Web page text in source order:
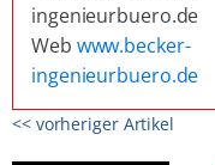
ingenieurbuero.de
Web www.becker-
ingenieurbuero.de
<< vorheriger Artikel